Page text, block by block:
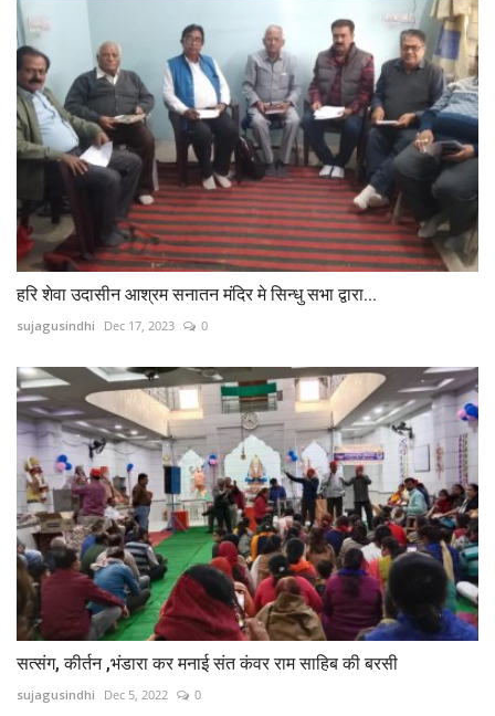
हरि शेवा उदासीन आश्रम सनातन मंदिर मे सिन्धु सभा द्वारा...
sujagusindhi Dec 17, 2023 0
सत्संग, कीर्तन ,भंडारा कर मनाई संत कंवर राम साहिब की बरसी
sujagusindhi Dec 5, 2022 0